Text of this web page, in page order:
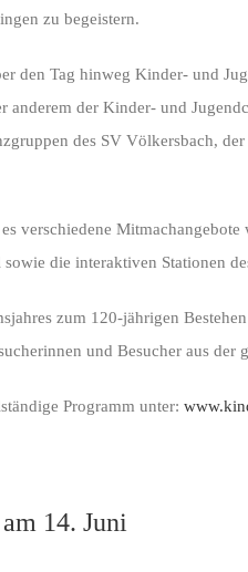
zu begeistern.
den Tag hinweg Kinder- und
anderem der Kinder- und
des SV Völkersbach,
verschiedene
die interaktiven Stationen
zum 120-jährigen
und Besucher aus
Programm unter:
14. Juni